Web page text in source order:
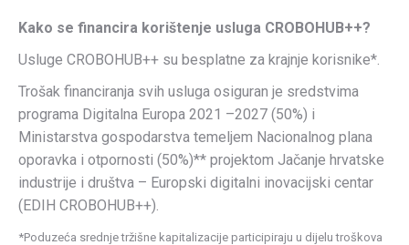
Kako se financira korištenje usluga CROBOHUB++?
Usluge CROBOHUB++ su besplatne za krajnje korisnike*.
Trošak financiranja svih usluga osiguran je sredstvima
programa Digitalna Europa 2021 –2027 (50%) i
Ministarstva gospodarstva temeljem Nacionalnog plana
oporavka i otpornosti (50%)** projektom Jačanje hrvatske
industrije i društva – Europski digitalni inovacijski centar
(EDIH CROBOHUB++).
*Poduzeća srednje tržišne kapitalizacije participiraju u dijelu troškova